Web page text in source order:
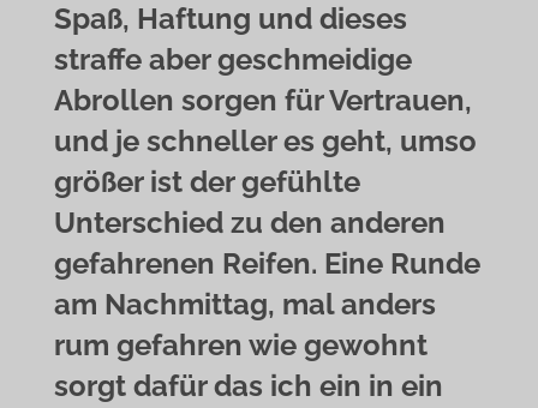
Spaß, Haftung und dieses
straffe aber geschmeidige
Abrollen sorgen für Vertrauen,
und je schneller es geht, umso
größer ist der gefühlte
Unterschied zu den anderen
gefahrenen Reifen. Eine Runde
am Nachmittag, mal anders
rum gefahren wie gewohnt
sorgt dafür das ich ein in ein